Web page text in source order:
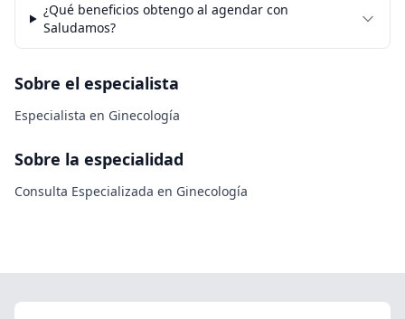
¿Qué beneficios obtengo al agendar con
Saludamos?
Sobre el especialista
Especialista en Ginecología
Sobre la especialidad
Consulta Especializada en Ginecología